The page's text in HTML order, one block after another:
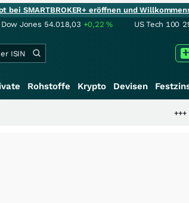
bei SMARTBROKER+ eröffnen und
Dow Jones 54.018,03 +0,22% US Tech 100
Rohstoffe Krypto Devisen
Schwere